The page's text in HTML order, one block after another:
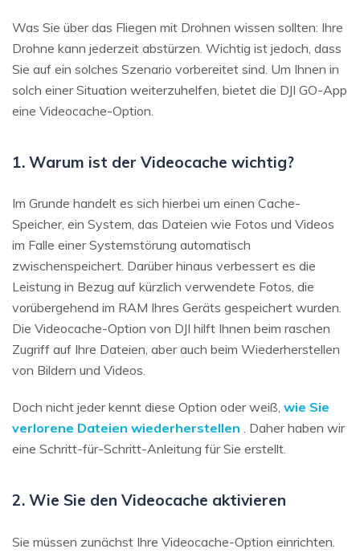
Was Sie über das Fliegen mit Drohnen wissen sollten: Ihre
Drohne kann jederzeit abstürzen. Wichtig ist jedoch, dass
Sie auf ein solches Szenario vorbereitet sind. Um Ihnen in
solch einer Situation weiterzuhelfen, bietet die DJI GO-App
eine Videocache-Option.
1. Warum ist der Videocache wichtig?
Im Grunde handelt es sich hierbei um einen Cache-
Speicher, ein System, das Dateien wie Fotos und Videos
im Falle einer Systemstörung automatisch
zwischenspeichert. Darüber hinaus verbessert es die
Leistung in Bezug auf kürzlich verwendete Fotos, die
vorübergehend im RAM Ihres Geräts gespeichert wurden.
Die Videocache-Option von DJI hilft Ihnen beim raschen
Zugriff auf Ihre Dateien, aber auch beim Wiederherstellen
von Bildern und Videos.
Doch nicht jeder kennt diese Option oder weiß, wie Sie
verlorene Dateien wiederherstellen . Daher haben wir
eine Schritt-für-Schritt-Anleitung für Sie erstellt.
2. Wie Sie den Videocache aktivieren
Sie müssen zunächst Ihre Videocache-Option einrichten.